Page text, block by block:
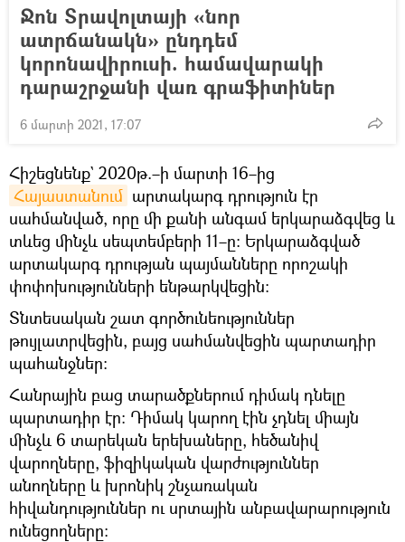
Ջոն Տրավոլտայի «նոր
ատրճանակն» ընդդեմ
կորոնավիրուսի. համավարակի
դարաշրջանի վառ գրաֆիտիներ
6 մարտի 2021, 17:07
Հիշեցնենք` 2020թ.–ի մարտի 16–ից
Հայաստանում արտակարգ դրություն էր
սահմանված, որը մի քանի անգամ երկարաձգվեց և
տևեց մինչև սեպտեմբերի 11–ը։ Երկարաձգված
արտակարգ դրության պայմանները որոշակի
փոփոխությունների ենթարկվեցին։
Տնտեսական շատ գործունեություններ
թույլատրվեցին, բայց սահմանվեցին պարտադիր
պահանջներ։
Հանրային բաց տարածքներում դիմակ դնելը
պարտադիր էր։ Դիմակ կարող էին չդնել միայն
մինչև 6 տարեկան երեխաները, հեծանիվ
վարողները, ֆիզիկական վարժություններ
անողները և խրոնիկ շնչառական
հիվանդություններ ու սրտային անբավարարություն
ունեցողները։